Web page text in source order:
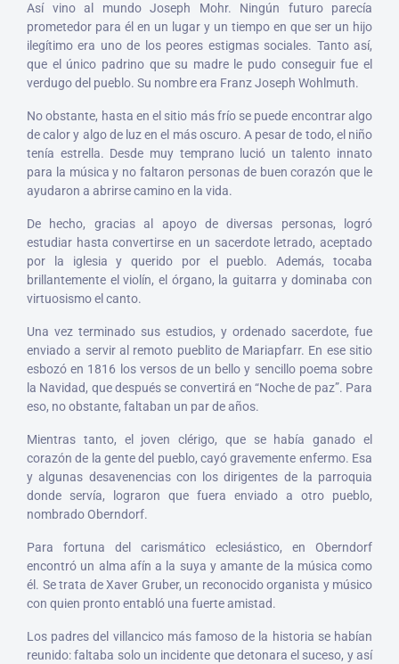
Así vino al mundo Joseph Mohr. Ningún futuro parecía
prometedor para él en un lugar y un tiempo en que ser un hijo
ilegítimo era uno de los peores estigmas sociales. Tanto así,
que el único padrino que su madre le pudo conseguir fue el
verdugo del pueblo. Su nombre era Franz Joseph Wohlmuth.
No obstante, hasta en el sitio más frío se puede encontrar algo
de calor y algo de luz en el más oscuro. A pesar de todo, el niño
tenía estrella. Desde muy temprano lució un talento innato
para la música y no faltaron personas de buen corazón que le
ayudaron a abrirse camino en la vida.
De hecho, gracias al apoyo de diversas personas, logró
estudiar hasta convertirse en un sacerdote letrado, aceptado
por la iglesia y querido por el pueblo. Además, tocaba
brillantemente el violín, el órgano, la guitarra y dominaba con
virtuosismo el canto.
Una vez terminado sus estudios, y ordenado sacerdote, fue
enviado a servir al remoto pueblito de Mariapfarr. En ese sitio
esbozó en 1816 los versos de un bello y sencillo poema sobre
la Navidad, que después se convertirá en “Noche de paz”. Para
eso, no obstante, faltaban un par de años.
Mientras tanto, el joven clérigo, que se había ganado el
corazón de la gente del pueblo, cayó gravemente enfermo. Esa
y algunas desavenencias con los dirigentes de la parroquia
donde servía, lograron que fuera enviado a otro pueblo,
nombrado Oberndorf.
Para fortuna del carismático eclesiástico, en Oberndorf
encontró un alma afín a la suya y amante de la música como
él. Se trata de Xaver Gruber, un reconocido organista y músico
con quien pronto entabló una fuerte amistad.
Los padres del villancico más famoso de la historia se habían
reunido: faltaba solo un incidente que detonara el suceso, y así